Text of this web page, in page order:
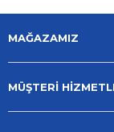
MAĞAZAMIZ
MÜŞTERİ